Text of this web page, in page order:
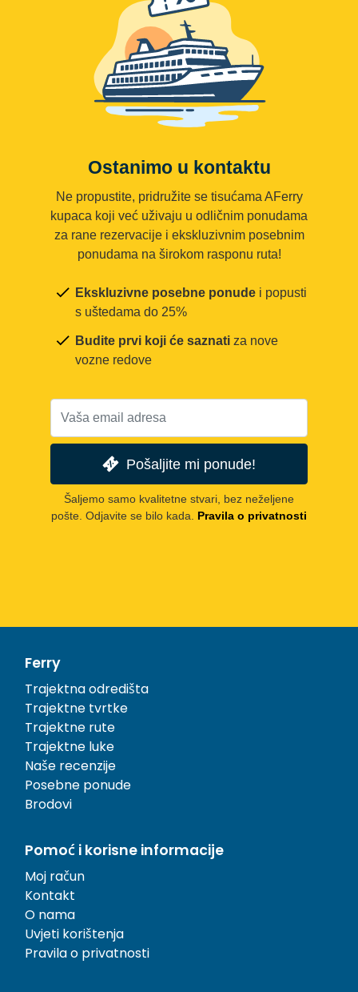
Ostanimo u kontaktu
Ne propustite, pridružite se tisućama AFerry
kupaca koji već uživaju u odličnim ponudama
za rane rezervacije i ekskluzivnim posebnim
ponudama na širokom rasponu ruta!
Ekskluzivne posebne ponude i popusti
s uštedama do 25%
Budite prvi koji će saznati za nove
vozne redove
Pošaljite mi ponude!
Šaljemo samo kvalitetne stvari, bez neželjene
pošte. Odjavite se bilo kada.
Pravila o privatnosti
Ferry
Trajektna odredišta
Trajektne tvrtke
Trajektne rute
Trajektne luke
Naše recenzije
Posebne ponude
Brodovi
Pomoć i korisne informacije
Moj račun
Kontakt
O nama
Uvjeti korištenja
Pravila o privatnosti